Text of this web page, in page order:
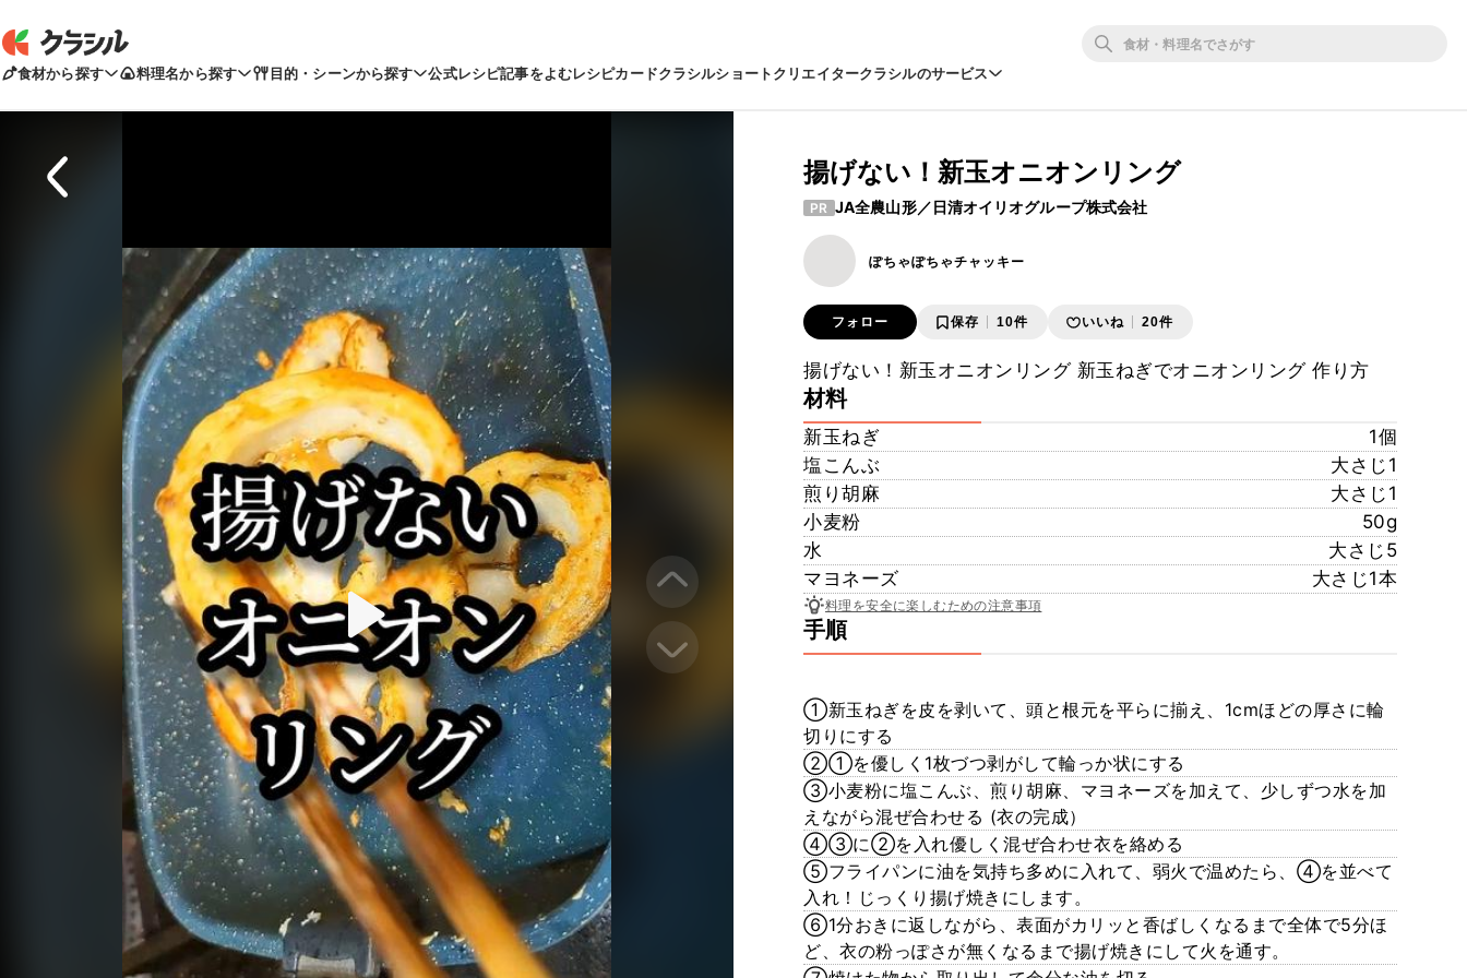
食材から探す 料理名から探す 目的・シーンから探す 公式レシピ記事をよむレシピカードクラシルショートクリエイタークラシルのサービス
揚げない！新玉オニオンリング
PR JA全農山形／日清オイリオグループ株式会社
ぽちゃぽちゃチャッキー
フォロー 保存 10件 いいね 20件
揚げない！新玉オニオンリング 新玉ねぎでオニオンリング 作り方
材料
新玉ねぎ
1個
塩こんぶ
大さじ1
煎り胡麻
大さじ1
小麦粉
50g
水
大さじ5
マヨネーズ
大さじ1本
料理を安全に楽しむための注意事項
手順
①新玉ねぎを皮を剥いて、頭と根元を平らに揃え、1cmほどの厚さに輪
切りにする
②①を優しく1枚づつ剥がして輪っか状にする
③小麦粉に塩こんぶ、煎り胡麻、マヨネーズを加えて、少しずつ水を加
えながら混ぜ合わせる (衣の完成）
④③に②を入れ優しく混ぜ合わせ衣を絡める
⑤フライパンに油を気持ち多めに入れて、弱火で温めたら、④を並べて
入れ！じっくり揚げ焼きにします。
⑥1分おきに返しながら、表面がカリッと香ばしくなるまで全体で5分ほ
ど、衣の粉っぽさが無くなるまで揚げ焼きにして火を通す。